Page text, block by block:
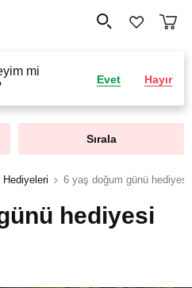
mi
Evet Hayır
Sırala
Hediyeleri 6 yaş doğum günü hediyesi
hediyesi